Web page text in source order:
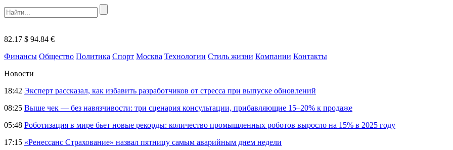
82.17 $ 94.84 €
Финансы Общество Политика Спорт Москва Технологии Стиль жизни Компании Контакты
Новости
18:42 Эксперт рассказал, как избавить разработчиков от стресса при выпуске обновлений
08:25 Выше чек — без навязчивости: три сценария консультации, прибавляющие 15–20% к продаже
05:48 Роботизация в мире бьет новые рекорды: количество промышленных роботов выросло на 15% в 2025 году
17:15 «Ренессанс Страхование» назвал пятницу самым аварийным днем недели